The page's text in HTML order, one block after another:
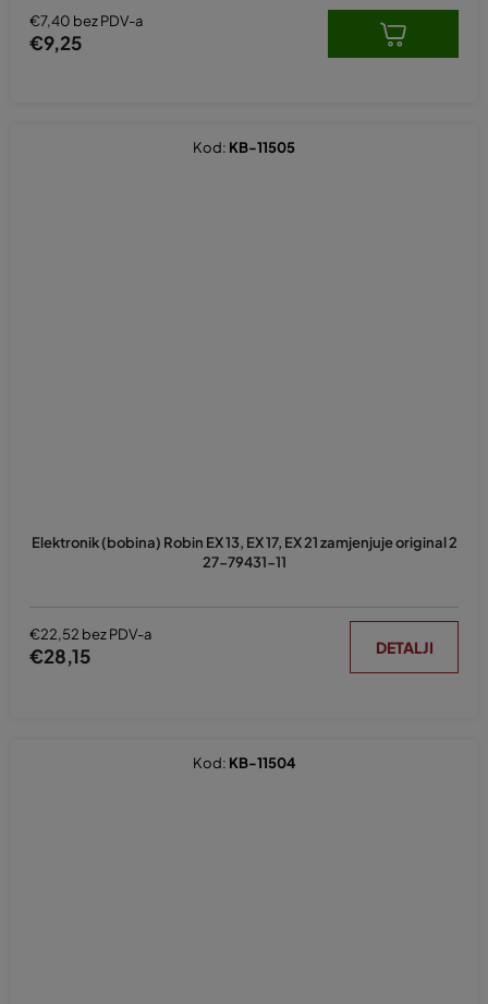
€7,40 bez PDV-a
€9,25
Elektronik (bobina) Robin EX 13, EX 17, EX 21 zamjenjuje original 2
27-79431-11
€22,52 bez PDV-a
€28,15 DETALJI
Kod: KB-11505
Kod: KB-11504